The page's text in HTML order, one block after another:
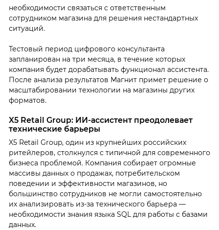
необходимости связаться с ответственным
сотрудником магазина для решения нестандартных
ситуаций.
Тестовый период цифрового консультанта
запланирован на три месяца, в течение которых
компания будет дорабатывать функционал ассистента.
После анализа результатов Магнит примет решение о
масштабировании технологии на магазины других
форматов.
X5 Retail Group: ИИ-ассистент преодолевает
технические барьеры
X5 Retail Group, один из крупнейших российских
ритейлеров, столкнулся с типичной для современного
бизнеса проблемой. Компания собирает огромные
массивы данных о продажах, потребительском
поведении и эффективности магазинов, но
большинство сотрудников не могли самостоятельно
их анализировать из-за технического барьера —
необходимости знания языка SQL для работы с базами
данных.